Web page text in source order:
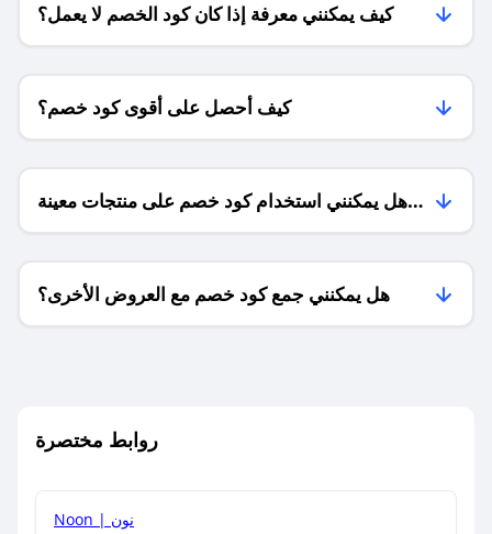
كيف يمكنني معرفة إذا كان كود الخصم لا يعمل؟
كيف أحصل على أقوى كود خصم؟
هل يمكنني استخدام كود خصم على منتجات معينة
فقط؟
هل يمكنني جمع كود خصم مع العروض الأخرى؟
روابط مختصرة
Noon | نون